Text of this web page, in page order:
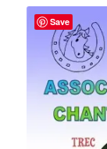
Save